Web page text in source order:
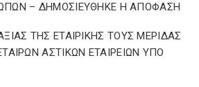
– ΔΗΜΟΣΙΕΥΘΗΚΕ Η ΑΠΟΦΑΣΗ
ΤΗΣ ΕΤΑΙΡΙΚΗΣ ΤΟΥΣ ΜΕΡΙΔΑΣ
ΑΣΤΙΚΩΝ ΕΤΑΙΡΕΙΩΝ ΥΠΟ